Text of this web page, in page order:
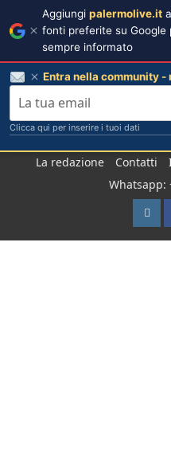
La redazione Contatti
Whatsapp:
Aggiungi palermolive.it
fonti preferite su Google
sempre informato
Entra nella community
Clicca qui per inserire i tuoi dati